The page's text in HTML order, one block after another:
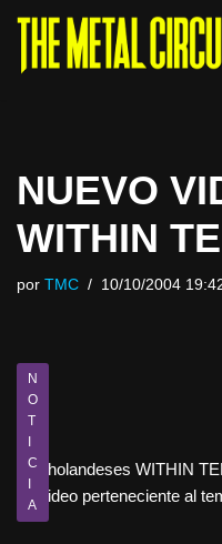
Saltar
NUEVO
WITHIN
por TMC 10/10/2004
N
O
T
I
C
I
A
Los holandeses WITHIN
un video perteneciente al